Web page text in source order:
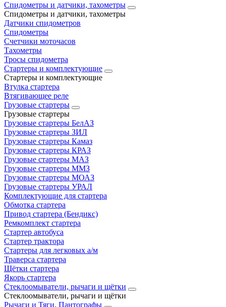
Спидометры и датчики, тахометры
Спидометры и датчики, тахометры
Датчики спидометров
Спидометры
Счетчики моточасов
Тахометры
Тросы спидометра
Стартеры и комплектующие
Стартеры и комплектующие
Втулка стартера
Втягивающее реле
Грузовые стартеры
Грузовые стартеры
Грузовые стартеры БелАЗ
Грузовые стартеры ЗИЛ
Грузовые стартеры Камаз
Грузовые стартеры КРАЗ
Грузовые стартеры МАЗ
Грузовые стартеры ММЗ
Грузовые стартеры МОАЗ
Грузовые стартеры УРАЛ
Комплектующие для стартера
Обмотка стартера
Привод стартера (Бендикс)
Ремкомплект стартера
Стартер автобуса
Стартер трактора
Стартеры для легковых а/м
Траверса стартера
Щётки стартера
Якорь стартера
Стеклоомыватели, рычаги и щётки
Стеклоомыватели, рычаги и щётки
Рычаги и Тяги. Пантографы